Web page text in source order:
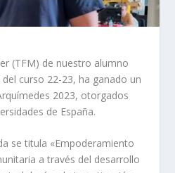
(TFM) de nuestro alumno
curso 22-23, ha ganado un
2023, otorgados
de España.
se titula «Empoderamiento
a través del desarrollo